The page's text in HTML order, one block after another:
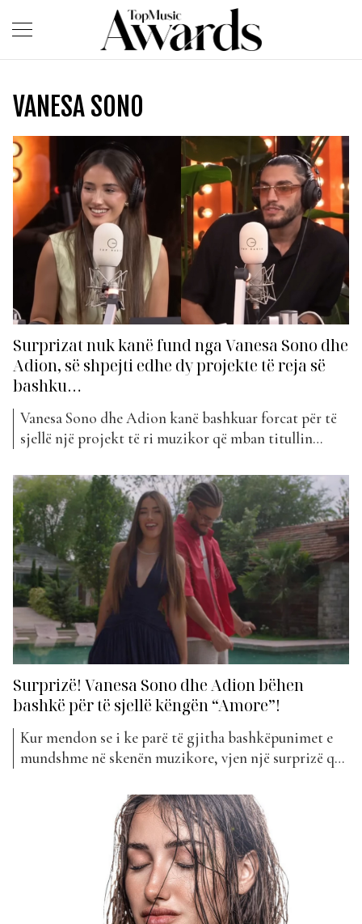
VANESA SONO
Surprizat nuk kanë fund nga Vanesa Sono dhe
Adion, së shpejti edhe dy projekte të reja së
bashku…
Vanesa Sono dhe Adion kanë bashkuar forcat për të
sjellë një projekt të ri muzikor që mban titullin
për ta. Dyshja kanë qenë të ftuar në studion e
“Lancio” në Top Albania Radio, për të folur më
shumë për këtë duet, por...
Surprizë! Vanesa Sono dhe Adion bëhen
bashkë për të sjellë këngën “Amore”!
Kur mendon se i ke parë të gjitha bashkëpunimet e
mundshme në skenën muzikore, vjen një surprizë që
Adion kanë bashkuar forcat për projektin e tyre më
të ri muzikor, të titulluar “Amore”. Dy artistët, të
njohur për stilin e tyre unik dhe...